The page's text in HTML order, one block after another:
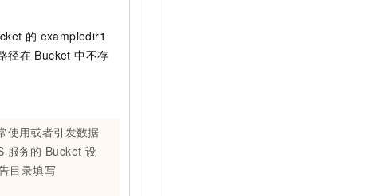
的 exampledir1
径在 Bucket 中不存
使用或者引发数据
服务的 Bucket 设
目录填写